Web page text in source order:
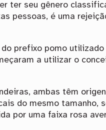
ter seu gênero
pessoas, é uma
do prefixo pomo
a utilizar o
ambas têm
do mesmo tamanho,
por uma faixa rosa